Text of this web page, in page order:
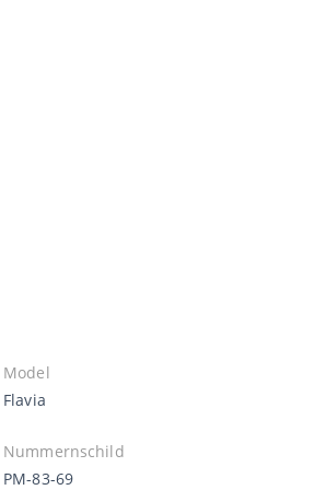
Model
Flavia
Nummernschild
PM-83-69